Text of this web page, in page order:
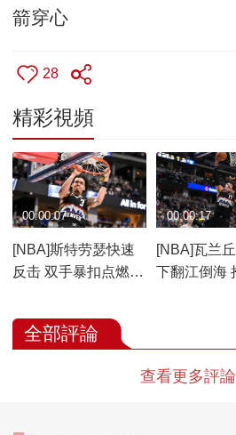
箭穿心
28
精彩視頻
[NBA]斯特劳瑟快速
反击 双手暴扣点燃全
00:00:07
[NBA]瓦兰
下翻江倒海
00:00:17
全部評論
查看更多評論